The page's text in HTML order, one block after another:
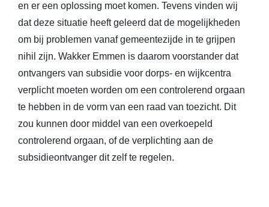
en er een oplossing moet komen. Tevens vinden wij
dat deze situatie heeft geleerd dat de mogelijkheden
om bij problemen vanaf gemeentezijde in te grijpen
nihil zijn. Wakker Emmen is daarom voorstander dat
ontvangers van subsidie voor dorps- en wijkcentra
verplicht moeten worden om een controlerend orgaan
te hebben in de vorm van een raad van toezicht. Dit
zou kunnen door middel van een overkoepeld
controlerend orgaan, of de verplichting aan de
subsidieontvanger dit zelf te regelen.